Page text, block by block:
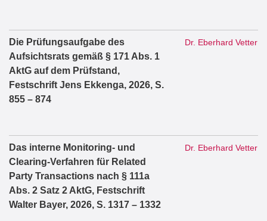
Die Prüfungsaufgabe des
Aufsichtsrats gemäß § 171 Abs. 1
AktG auf dem Prüfstand,
Festschrift Jens Ekkenga, 2026, S.
855 – 874
Dr. Eberhard Vetter
Das interne Monitoring- und
Clearing-Verfahren für Related
Party Transactions nach § 111a
Abs. 2 Satz 2 AktG, Festschrift
Walter Bayer, 2026, S. 1317 – 1332
Dr. Eberhard Vetter